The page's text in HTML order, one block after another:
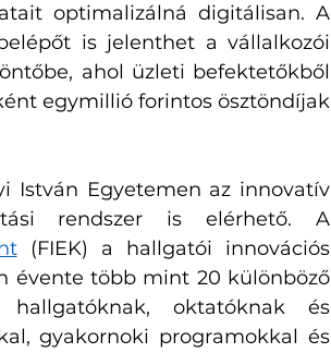
optimalizálná digitálisan. A
is jelenthet a vállalkozói
ahol üzleti befektetőkből
egymillió forintos ösztöndíjak
István Egyetemen az innovatív
(FIEK) a hallgatói innovációs
évente több mint 20 különböző
oktatóknak és
gyakornoki programokkal és